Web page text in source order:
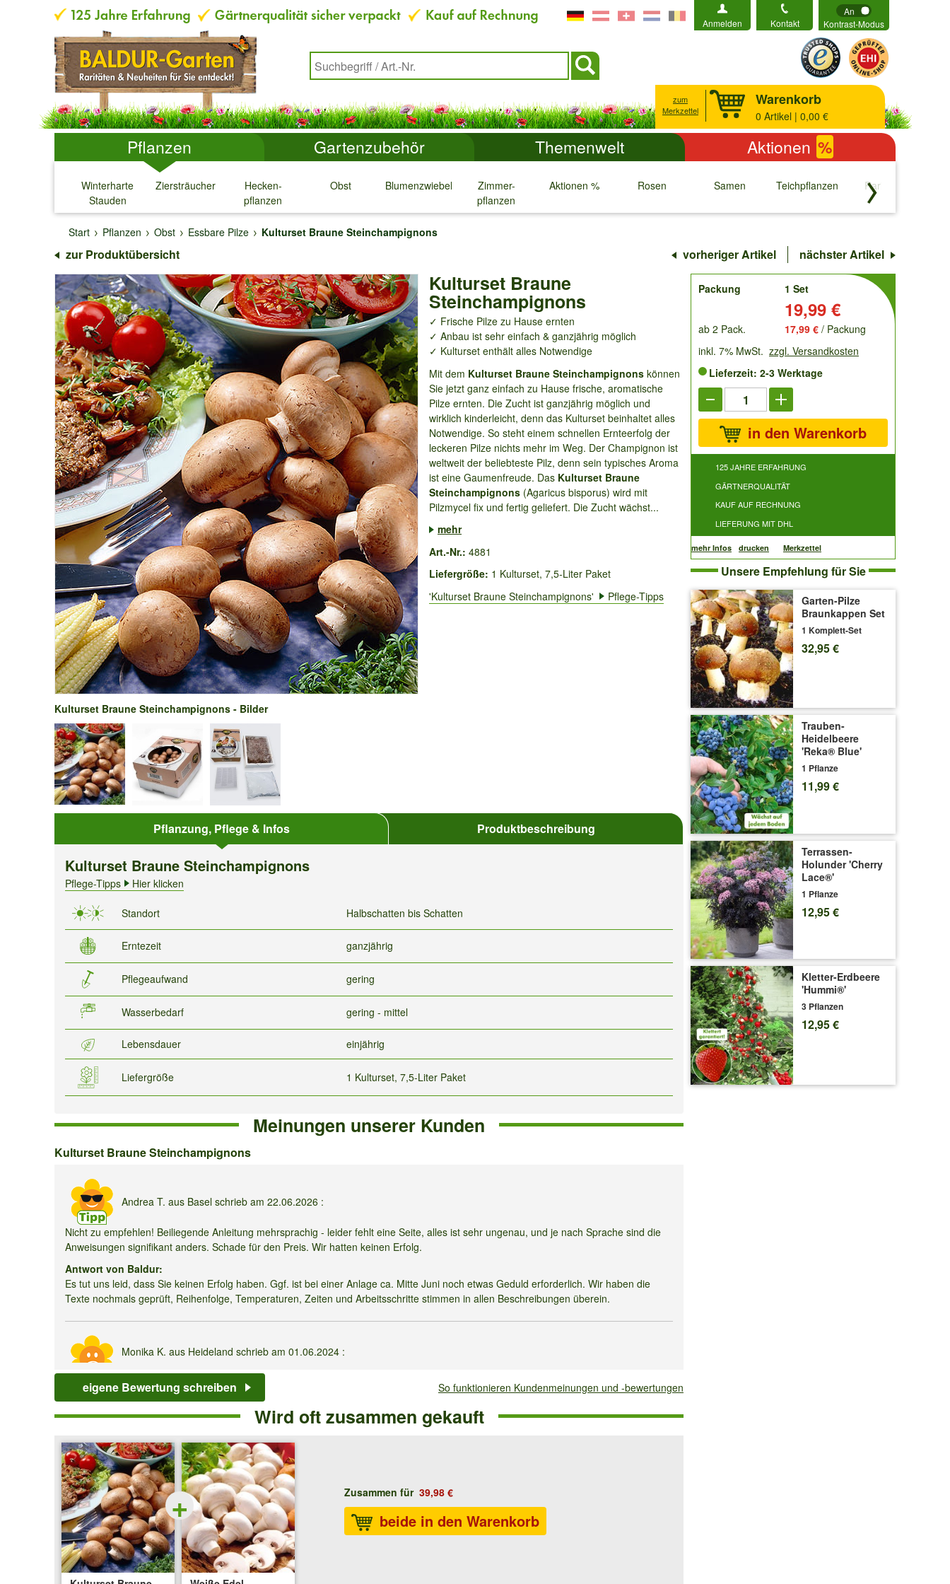
Anmelden Kontakt
An
Kontrast-Modus
zum
Merkzettel
Warenkorb
0 Artikel | 0,00 €
Pflanzen Gartenzubehör Themenwelt Aktionen %
Winterharte
Stauden
↓
Ziersträucher
↓
Hecken-
pflanzen
↓
Obst
↓
Blumenzwiebeln
↓
Zimmer-
pflanzen
↓
Aktionen %
↓
Rosen
↓
Samen
↓
Teichpflanzen
↓
Raritäten
↓
Start
Pflanzen Obst Essbare Pilze Kulturset Braune Steinchampignons
zur Produktübersicht vorheriger Artikel nächster Artikel
Kulturset Braune
Steinchampignons
✓ Frische Pilze zu Hause ernten
✓ Anbau ist sehr einfach & ganzjährig möglich
✓ Kulturset enthält alles Notwendige
Mit dem Kulturset Braune Steinchampignonskönnen
Sie jetzt ganz einfach zu Hause frische, aromatische
Pilze ernten. Die Zucht ist ganzjährig möglich und
wirklich kinderleicht, denn das Kulturset beinhaltet alles
Notwendige. So steht einem schnellen Ernteerfolg der
leckeren Pilze nichts mehr im Weg. Der Champignon ist
weltweit der beliebteste Pilz, denn sein typisches Aroma
ist eine Gaumenfreude. Das Kulturset Braune
Steinchampignons(Agaricus bisporus) wird mit
Pilzmycel fix und fertig geliefert. Die Zucht wächst...
mehr
Art.-Nr.: 4881
Liefergröße: 1 Kulturset, 7,5-Liter Paket
'Kulturset Braune Steinchampignons'
Pflege-Tipps
Kulturset Braune Steinchampignons - Bilder
Pflanzung, Pflege & Infos Produktbeschreibung
Kulturset Braune Steinchampignons
Pflege-Tipps Hier klicken
Standort Halbschatten bis Schatten
Erntezeit ganzjährig
Pflegeaufwand gering
Wasserbedarf gering - mittel
Lebensdauer einjährig
Liefergröße 1 Kulturset, 7,5-Liter Paket
Meinungen unserer Kunden
Kulturset
Steinchampignons
Kulturset Braune Steinchampignons
Andrea T. aus Basel schrieb am 22.06.2026 :
Nicht zu empfehlen! Beiliegende Anleitung mehrsprachig - leider fehlt eine Seite, alles ist sehr ungenau, und je nach Sprache sind die
Anweisungen signifikant anders. Schade für den Preis. Wir hatten keinen Erfolg.
Antwort von Baldur:
Es tut uns leid, dass Sie keinen Erfolg haben. Ggf. ist bei einer Anlage ca. Mitte Juni noch etwas Geduld erforderlich. Wir haben die
Texte nochmals geprüft, Reihenfolge, Temperaturen, Zeiten und Arbeitsschritte stimmen in allen Beschreibungen überein.
Monika K. aus Heideland schrieb am 01.06.2024 :
Gekauft aber Eider ein kurzes Vergnügen. Nur 10 Pilze geerntet, dann von unten gefoult. Also kein Erfolserlebniss.. schade
Antwort von Baldur:
Mariana S.aus Osnabrück schrieb am 30.05.2024
Verifizierter Kunde
Bin leider enttäuscht. Habe mich so auf frische Pilze gefreut und konnte nur 2 sammeln. Habe die Anleitung sorgfältig gelesen und
befolg. Neue Pilze sind nicht gewachsen. Finde 14,99€ für 2 Champignons ganz schön teuer.
eigene Bewertung schreiben So funktionieren Kundenmeinungen und -bewertungen
Wird oft zusammen gekauft
+ Zusammen für 39,98 €
beide in den Warenkorb
order
Packung
1 Set
19,99 €
ab 2 Pack. 17,99 € / Packung
inkl. 7% MwSt. zzgl. Versandkosten
Lieferzeit: 2-3 Werktage
in den Warenkorb
125 JAHRE ERFAHRUNG
GÄRTNERQUALITÄT
KAUF AUF RECHNUNG
LIEFERUNG MIT DHL
mehr Infos drucken Merkzettel
Unsere Empfehlung für Sie
Garten-Pilze
Braunkappen Set
1 Komplett-Set
32,95 €
Trauben-
Heidelbeere
'Reka® Blue'
1 Pflanze
11,99 €
Terrassen-
Holunder 'Cherry
Lace®'
1 Pflanze
12,95 €
Kletter-Erdbeere
'Hummi®'
3 Pflanzen
12,95 €